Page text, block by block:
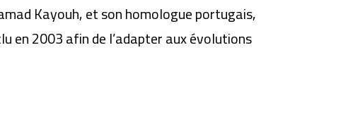
Kayouh, et son homologue portugais,
en 2003 afin de l’adapter aux évolutions